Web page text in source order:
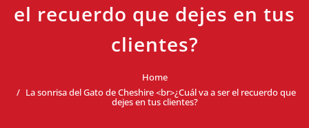
el recuerdo que dejes en tus
clientes?
Home
La sonrisa del Gato de Cheshire <br>¿Cuál va a ser el recuerdo que
dejes en tus clientes?